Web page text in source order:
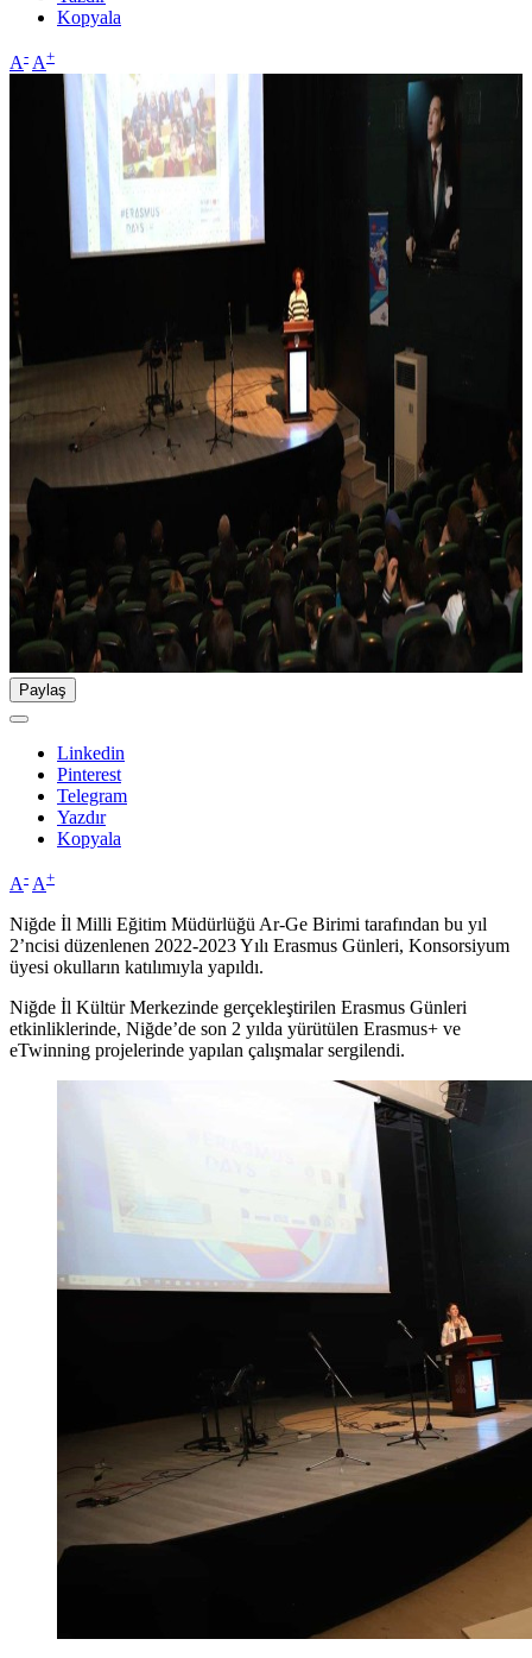
Kopyala
A- A+
Paylaş
Linkedin
Pinterest
Telegram
Yazdır
Kopyala
A- A+
Niğde İl Milli Eğitim Müdürlüğü Ar-Ge Birimi tarafından bu yıl
2’ncisi düzenlenen 2022-2023 Yılı Erasmus Günleri, Konsorsiyum
üyesi okulların katılımıyla yapıldı.
Niğde İl Kültür Merkezinde gerçekleştirilen Erasmus Günleri
etkinliklerinde, Niğde’de son 2 yılda yürütülen Erasmus+ ve
eTwinning projelerinde yapılan çalışmalar sergilendi.